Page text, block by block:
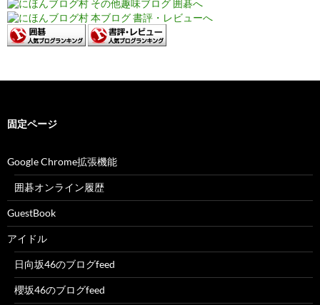
固定ページ
Google Chrome拡張機能
囲碁オンライン履歴
GuestBook
アイドル
日向坂46のブログfeed
櫻坂46のブログfeed